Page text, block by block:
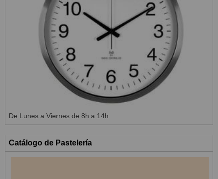
De Lunes a Viernes de 8h a 14h
Catálogo de Pastelería